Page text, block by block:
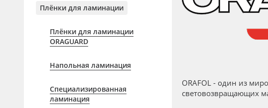
Мобильные конструкции и
POS-материалы
Профильные системы
Светотехника
Плёнки для ламинации
Плёнки для ламинации
ORAGUARD
Напольная ламинация
Специализированная
ламинация
ORAFOL - один из
световозвращающих